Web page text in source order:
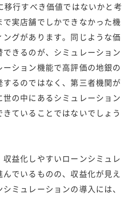
行すべき価値ではないかと考
実店舗でしかできなかった機
グがあります。同じような価
きるのが、シミュレーション
ション機能で高評価の地銀の
るのではなく、第三者機関が
の中にあるシミュレーション
ていることではないでしょう
益化しやすいローンシミュレ
でいるものの、収益化が見え
ミュレーションの導入には、